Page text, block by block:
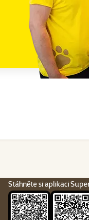
Stáhněte si aplikaci